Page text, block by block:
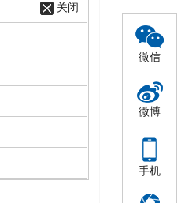
微信
微博
手机
关闭